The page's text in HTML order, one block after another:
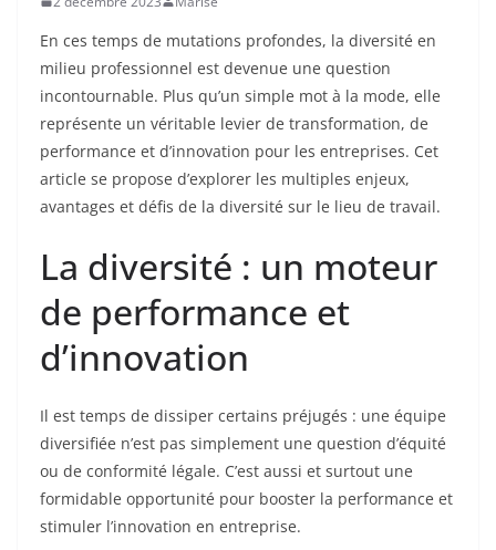
En ces temps de mutations profondes, la diversité en
milieu professionnel est devenue une question
incontournable. Plus qu’un simple mot à la mode, elle
représente un véritable levier de transformation, de
performance et d’innovation pour les entreprises. Cet
article se propose d’explorer les multiples enjeux,
avantages et défis de la diversité sur le lieu de travail.
La diversité : un moteur
de performance et
d’innovation
Il est temps de dissiper certains préjugés : une équipe
diversifiée n’est pas simplement une question d’équité
ou de conformité légale. C’est aussi et surtout une
formidable opportunité pour booster la performance et
stimuler l’innovation en entreprise.